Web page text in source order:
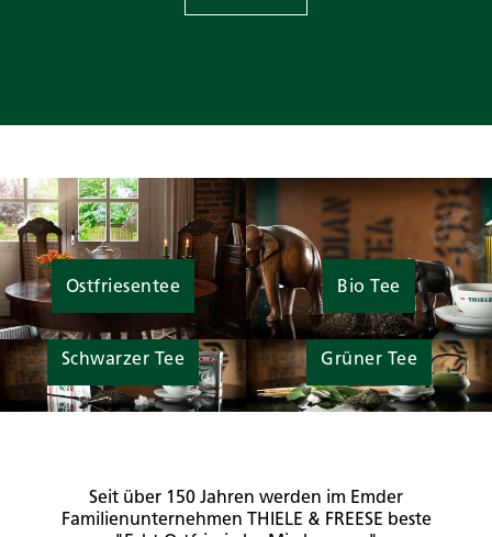
Ostfriesentee Bio Tee
Schwarzer Tee Grüner Tee
Seit über 150 Jahren werden im Emder
Familienunternehmen THIELE & FREESE beste